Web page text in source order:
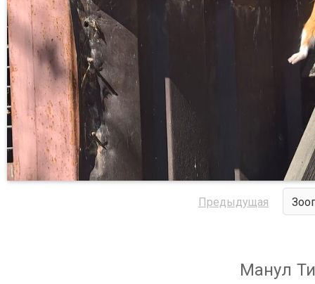
Предыдущая
Манул